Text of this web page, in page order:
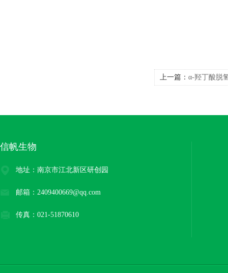
上一篇： α-羟丁酸脱
信帆生物
地址：南京市江北新区研创园
邮箱：2409400669@qq.com
传真：021-51870610